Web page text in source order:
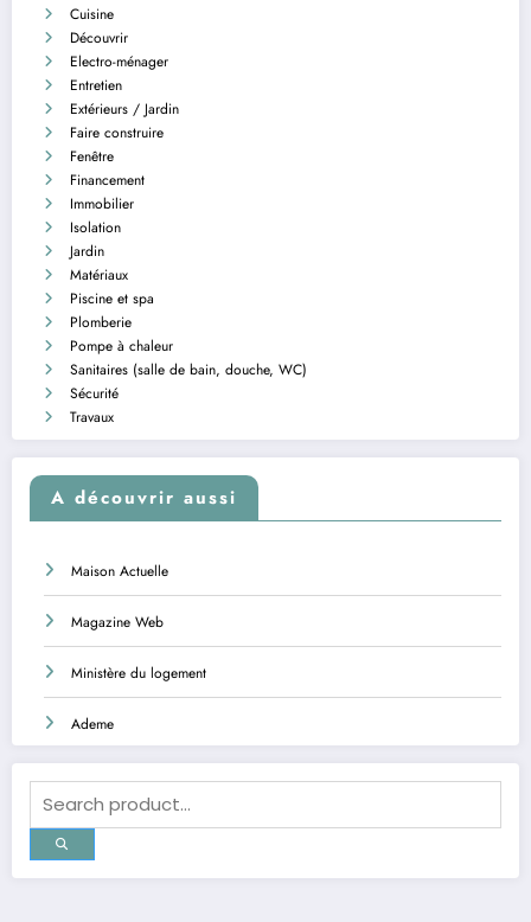
Cuisine
Découvrir
Electro-ménager
Entretien
Extérieurs / Jardin
Faire construire
Fenêtre
Financement
Immobilier
Isolation
Jardin
Matériaux
Piscine et spa
Plomberie
Pompe à chaleur
Sanitaires (salle de bain, douche, WC)
Sécurité
Travaux
A découvrir aussi
Maison Actuelle
Magazine Web
Ministère du logement
Ademe